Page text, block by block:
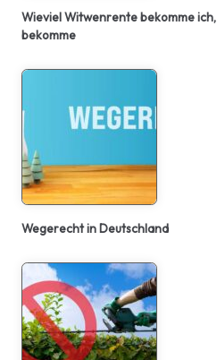
Wieviel Witwenrente bekomme
bekomme
Wegerecht in Deutschland